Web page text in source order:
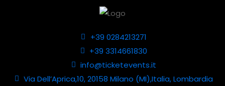
+39 0284213271
+39 3314661830
info@ticketevents.it
Via Dell’Aprica,10, 20158 Milano (MI),Italia, Lombardia